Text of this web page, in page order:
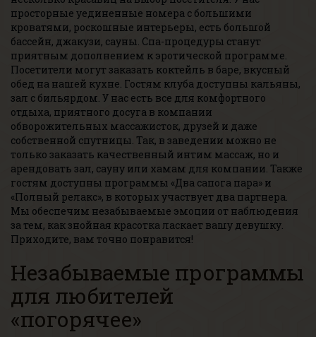
просторные уединенные номера с большими
кроватями, роскошные интерьеры, есть большой
бассейн, джакузи, сауны. Спа-процедуры станут
приятным дополнением к эротической программе.
Посетители могут заказать коктейль в баре, вкусный
обед на нашей кухне. Гостям клуба доступны кальяны,
зал с бильярдом. У нас есть все для комфортного
отдыха, приятного досуга в компании
обворожительных массажисток, друзей и даже
собственной спутницы. Так, в заведении можно не
только заказать качественный интим массаж, но и
арендовать зал, сауну или хамам для компании. Также
гостям доступны программы «Два сапога пара» и
«Полный релакс», в которых участвует два партнера.
Мы обеспечим незабываемые эмоции от наблюдения
за тем, как знойная красотка ласкает вашу девушку.
Приходите, вам точно понравится!
Незабываемые программы
для любителей
«погорячее»